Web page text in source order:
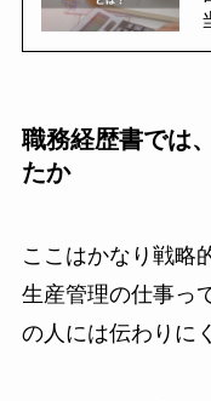
職務経歴書では
たか
ここはかなり戦略
生産管理の仕事っ
の人には伝わりに